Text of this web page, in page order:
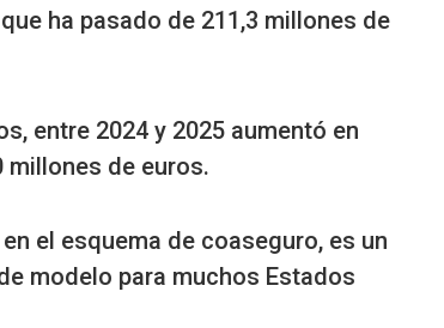
ha pasado de 211,3 millones de
entre 2024 y 2025 aumentó en
millones de euros.
el esquema de coaseguro, es un
modelo para muchos Estados